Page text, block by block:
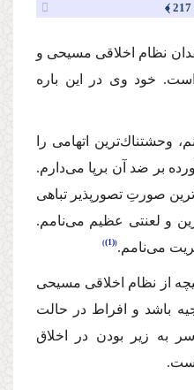
نظام اخلاقی مسیحی و
خود وی در این باره
اتهامی را
بر ضد آن برپا می‌دارم.
صورتِ تصورپذیر تباهی
و لعنتی عظیم می‌نامم.
می‌نامم. (1)
از نظام اخلاقی مسیحی
باشد و افراط در حالت
به زیر بودن در اخلاق